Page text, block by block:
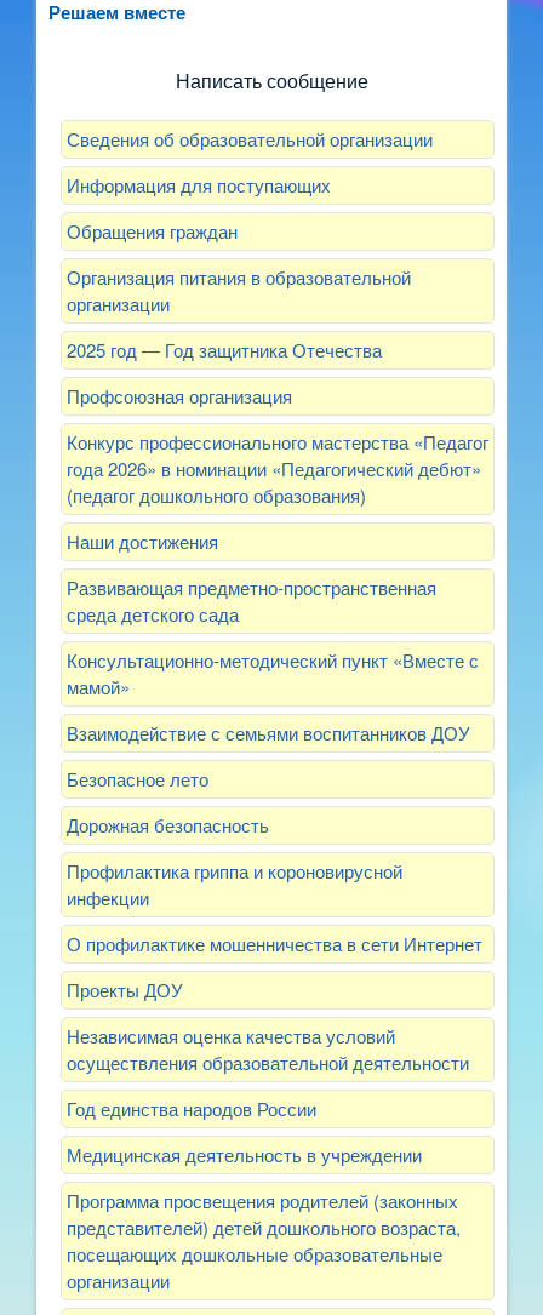
Решаем вместерассказать о воспитателях? Знаете, как
Написать сообщение
Сведения об образовательной организации
Информация для поступающих
Обращения граждан
Организация питания в образовательной
организации
2025 год — Год защитника Отечества
Профсоюзная организация
Конкурс профессионального мастерства «Педагог
года 2026» в номинации «Педагогический дебют»
(педагог дошкольного образования)
Наши достижения
Развивающая предметно-пространственная
среда детского сада
Консультационно-методический пункт «Вместе с
мамой»
Взаимодействие с семьями воспитанников ДОУ
Безопасное лето
Дорожная безопасность
Профилактика гриппа и короновирусной
инфекции
О профилактике мошенничества в сети Интернет
Проекты ДОУ
Независимая оценка качества условий
осуществления образовательной деятельности
Год единства народов России
Медицинская деятельность в учреждении
Программа просвещения родителей (законных
представителей) детей дошкольного возраста,
посещающих дошкольные образовательные
организации